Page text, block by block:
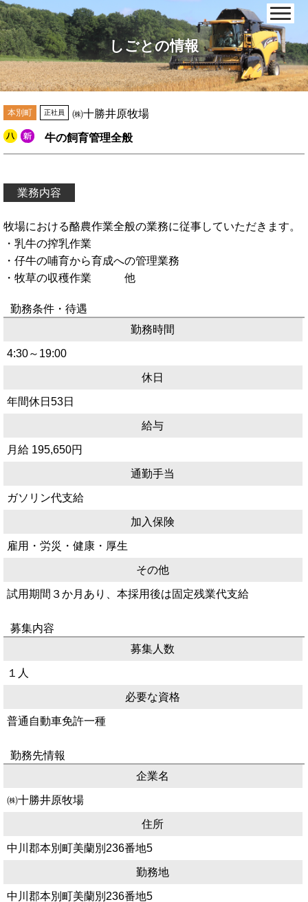
しごとの情報
本別町 正社員 ㈱十勝井原牧場
牛の飼育管理全般
業務内容
牧場における酪農作業全般の業務に従事していただきます。
・乳牛の搾乳作業
・仔牛の哺育から育成への管理業務
・牧草の収穫作業 他
勤務条件・待遇
勤務時間
4:30～19:00
休日
年間休日53日
給与
月給 195,650円
通勤手当
ガソリン代支給
加入保険
雇用・労災・健康・厚生
その他
試用期間３か月あり、本採用後は固定残業代支給
募集内容
募集人数
１人
必要な資格
普通自動車免許一種
勤務先情報
企業名
㈱十勝井原牧場
住所
中川郡本別町美蘭別236番地5
勤務地
中川郡本別町美蘭別236番地5